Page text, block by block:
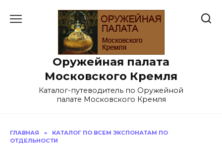
Оружейная палата
Московского Кремля
Каталог-путеводитель по Оружейной
палате Московского Кремля
ГЛАВНАЯ »
КАТАЛОГ ПО ВСЕМ ЭКСПОНАТАМ ПО
ОТДЕЛЬНОСТИ